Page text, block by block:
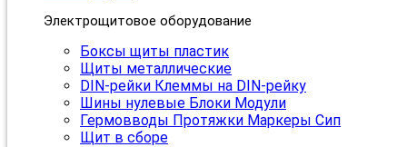
Электрощитовое оборудование
Боксы щиты пластик
Щиты металлические
DIN-рейки Клеммы на DIN-рейку
Шины нулевые Блоки Модули
Гермовводы Протяжки Маркеры Сип
Щит в сборе